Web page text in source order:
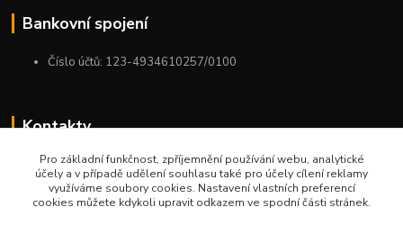
Bankovní spojení
Číslo účtů: 123-4934610257/0100
Kontakty
+420 775 954 963
9:00-12:00-13:00-16:00
Pro základní funkčnost, zpříjemnění používání webu, analytické
účely a v případě udělení souhlasu také pro účely cílení reklamy
využíváme soubory cookies. Nastavení vlastních preferencí
cookies můžete kdykoli upravit odkazem ve spodní části stránek.